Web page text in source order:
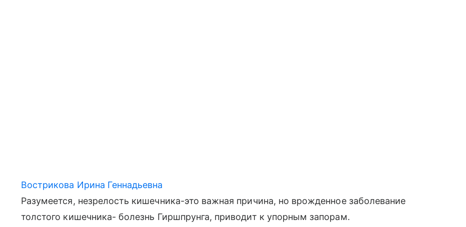
Вострикова Ирина Геннадьевна
Разумеется, незрелость кишечника-это важная причина, но врожденное заболевание
толстого кишечника- болезнь Гиршпрунга, приводит к упорным запорам.